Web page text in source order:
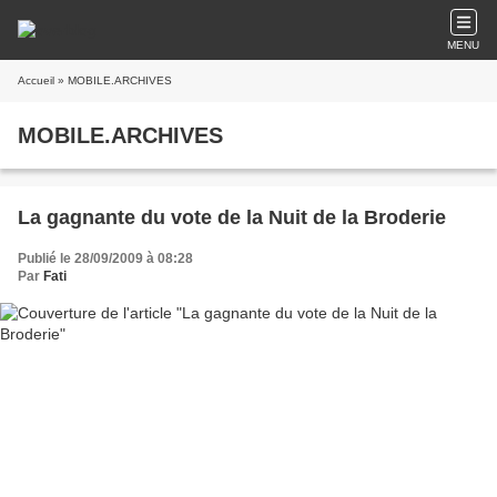
MENU
Accueil » MOBILE.ARCHIVES
MOBILE.ARCHIVES
La gagnante du vote de la Nuit de la Broderie
Publié le 28/09/2009 à 08:28
Par Fati